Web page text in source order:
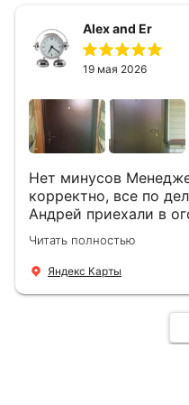
Alex and Er
19 мая 2026
Нет минусов
корректно, все по
Андрей приехали в
Демонтировали
новую буквально за
+ нормальные цены
Читать полностью
Яндекс Карты